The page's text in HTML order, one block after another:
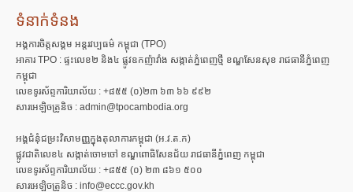
ទំនាក់ទំនង
អង្គការចិត្តសង្គម អន្តរវប្បធម៌ កម្ពុជា (TPO)
អាគារ TPO : ផ្ទះលេខ២ និង៤ ផ្លូវឧកញ៉ាវាំង សង្កាត់ភ្នំពេញថ្មី ខណ្ឌសែនសុខ រាជធានីភ្នំពេញ
កម្ពុជា
លេខទូរស័ព្ទការិយាល័យ : +៨៥៥ (០)២៣ ៦៣ ៦៦ ៩៩២
សារអេឡិចត្រូនិច : admin@tpocambodia.org
អង្គជំនុំជម្រះវិសាមញ្ញក្នុងតុលាការកម្ពុជា (អ.វ.ត.ក)
ផ្លូវជាតិលេខ៤ សង្កាត់ចោមចៅ ខណ្ឌពោធិសែនជ័យ រាជធានីភ្នំពេញ កម្ពុជា
លេខទូរស័ព្ទការិយាល័យ : +៨៥៥ (០) ២៣ ៨៦១ ៥០០
សារអេឡិចត្រូនិច : info@eccc.gov.kh